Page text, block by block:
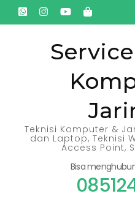
Lompat
ke
Teknisi Komputer &
dan Laptop, Teknisi
Access Point,
Bisa